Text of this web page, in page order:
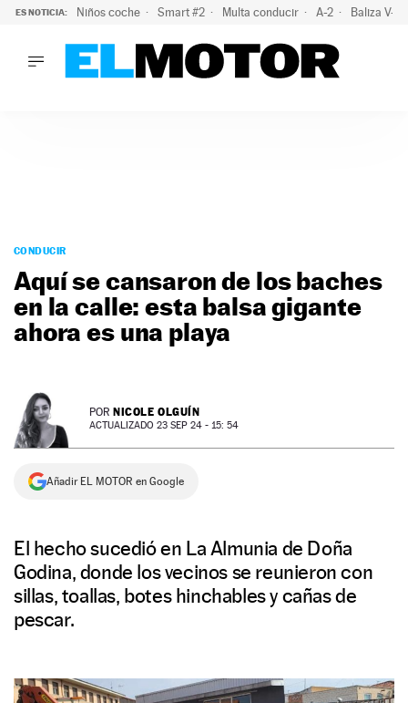
ES NOTICIA: Niños coche Smart #2 Multa conducir A-2 Baliza V-
PODCAST
MOTOS
TECNOLOGÍA
SUPERCOCHES
SERVICIOS
NEWSLETTER
SÍGUENOS
CONDUCIR
Aquí se cansaron de los baches
en la calle: esta balsa gigante
ahora es una playa
POR NICOLE OLGUÍN
ACTUALIZADO 23 SEP 24 - 15: 54
Añadir EL MOTOR en Google
El hecho sucedió en La Almunia de Doña
Godina, donde los vecinos se reunieron con
sillas, toallas, botes hinchables y cañas de
pescar.